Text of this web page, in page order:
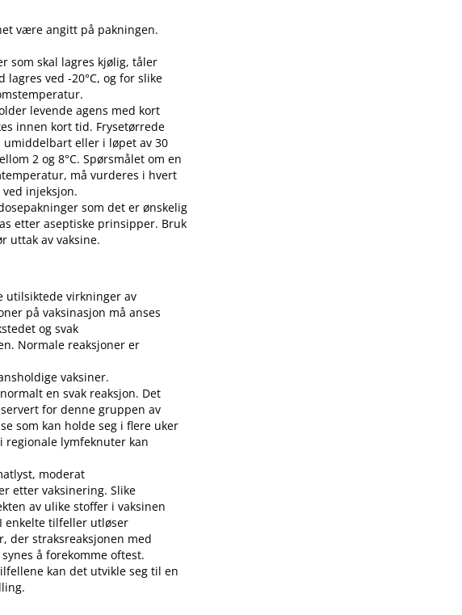
være angitt på pakningen.
som skal lagres kjølig, tåler
ved -20°C, og for slike
levende agens med kort
innen kort tid. Frysetørrede
eller i løpet av 30
2 og 8°C. Spørsmålet om en
må vurderes i hvert
injeksjon.
som det er ønskelig
etter aseptiske prinsipper. Bruk
uttak av vaksine.
utilsiktede virkninger av
på vaksinasjon må anses
og svak
Normale reaksjoner er
vaksiner.
en svak reaksjon. Det
for denne gruppen av
som kan holde seg i flere uker
regionale lymfeknuter kan
moderat
etter vaksinering. Slike
av ulike stoffer i vaksinen
enkelte tilfeller utløser
der straksreaksjonen med
å forekomme oftest.
kan det utvikle seg til en